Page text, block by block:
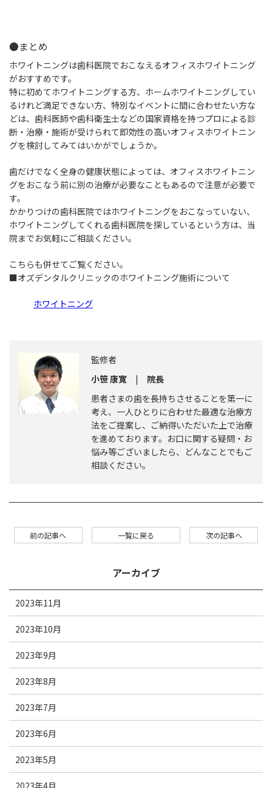
●まとめ
ホワイトニングは歯科医院でおこなえるオフィスホワイトニング
がおすすめです。
特に初めてホワイトニングする方、ホームホワイトニングしてい
るけれど満足できない方、特別なイベントに間に合わせたい方な
どは、歯科医師や歯科衛生士などの国家資格を持つプロによる診
断・治療・施術が受けられて即効性の高いオフィスホワイトニン
グを検討してみてはいかがでしょうか。
歯だけでなく全身の健康状態によっては、オフィスホワイトニン
グをおこなう前に別の治療が必要なこともあるので注意が必要で
す。
かかりつけの歯科医院ではホワイトニングをおこなっていない、
ホワイトニングしてくれる歯科医院を探しているという方は、当
院までお気軽にご相談ください。
こちらも併せてご覧ください。
■オズデンタルクリニックのホワイトニング施術について
ホワイトニング
監修者
小笹 康寛 | 院長
患者さまの歯を長持ちさせることを第一に
考え、一人ひとりに合わせた最適な治療方
法をご提案し、ご納得いただいた上で治療
を進めております。お口に関する疑問・お
悩み等ございましたら、どんなことでもご
相談ください。
前の記事へ 一覧に戻る 次の記事へ
アーカイブ
2023年11月
2023年10月
2023年9月
2023年8月
2023年7月
2023年6月
2023年5月